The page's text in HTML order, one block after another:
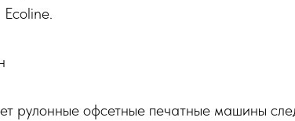
рулонные офсетные печатные машины